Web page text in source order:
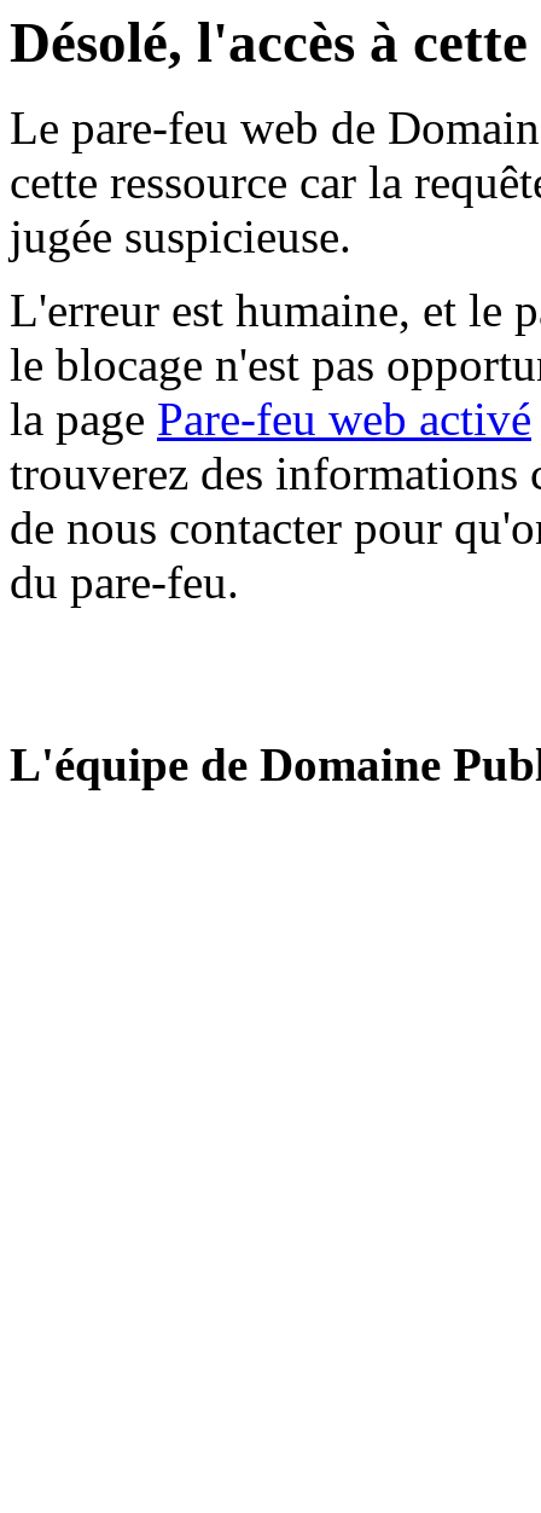
Désolé, l'accès à
Le pare-feu web de
cette ressource car la
jugée suspicieuse.
L'erreur est humaine, et le
le blocage n'est pas
la page Pare-feu web activé
trouverez des informations
de nous contacter pour
du pare-feu.
L'équipe de Domaine